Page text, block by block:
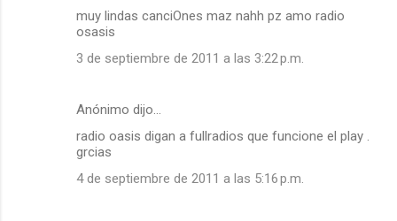
muy lindas canciOnes maz nahh pz amo radio
osasis
3 de septiembre de 2011 a las 3:22 p.m.
Anónimo dijo…
radio oasis digan a fullradios que funcione el play .
grcias
4 de septiembre de 2011 a las 5:16 p.m.